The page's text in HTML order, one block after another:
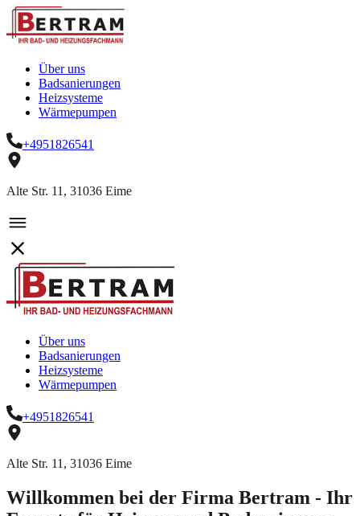
Über uns
Badsanierungen
Heizsysteme
Wärmepumpen
+4951826541
Alte Str. 11, 31036 Eime
Über uns
Badsanierungen
Heizsysteme
Wärmepumpen
+4951826541
Alte Str. 11, 31036 Eime
Willkommen bei der Firma Bertram - Ihr